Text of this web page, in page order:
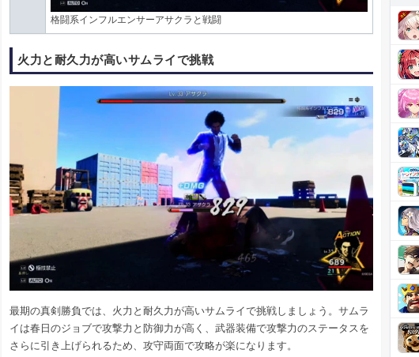
格闘系インフルエンサーアサクラと戦闘
火力と耐久力が高いサムライで挑戦
最期の真剣勝負では、火力と耐久力が高いサムライで挑戦しましょう。サムラ
イは春日のジョブで攻撃力と防御力が高く、武器装備で攻撃力のステータスを
さらに引き上げられるため、攻守両面で攻略が楽になります。